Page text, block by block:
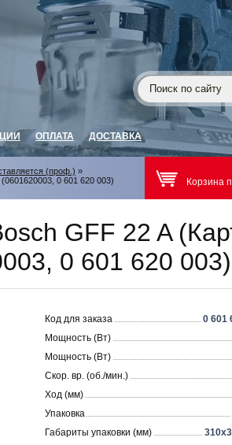
ОПЛАТА ДОСТАВКА
(проф.) »
0 601 620 003)
Корзина
GFF 22 A
0 601 620 003)
Код для заказа
0 601
Мощность (Вт)
Мощность (Вт)
Скор. вр. (об./мин.)
Ход (мм)
Упаковка
Габариты упаковки (мм)